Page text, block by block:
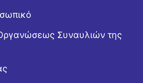
Συναυλιών της